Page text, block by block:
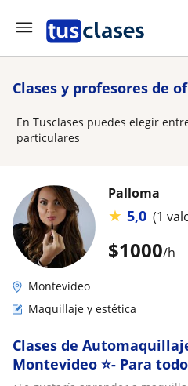
Clases y profesores de
En Tusclases puedes elegir
particulares
$1000/h
Palloma
★ 5,0 (1
Montevideo
Maquillaje y estética
Clases de
Montevideo ⭐- Para